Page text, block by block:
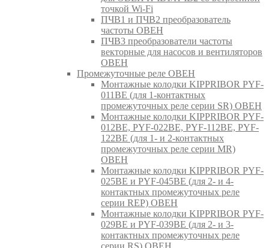
точкой Wi-Fi
ПЧВ1 и ПЧВ2 преобразователь
частоты ОВЕН
ПЧВ3 преобразователи частоты
векторные для насосов и вентиляторов
ОВЕН
Промежуточные реле ОВЕН
Монтажные колодки KIPPRIBOR PYF-
011BE (для 1-контактных
промежуточных реле серии SR) ОВЕН
Монтажные колодки KIPPRIBOR PYF-
012BE, PYF-022BE, PYF-112BE, PYF-
122BE (для 1- и 2-контактных
промежуточных реле серии MR)
ОВЕН
Монтажные колодки KIPPRIBOR PYF-
025BE и PYF-045BE (для 2- и 4-
контактных промежуточных реле
серии REP) ОВЕН
Монтажные колодки KIPPRIBOR PYF-
029BE и PYF-039BE (для 2- и 3-
контактных промежуточных реле
серии RS) ОВЕН